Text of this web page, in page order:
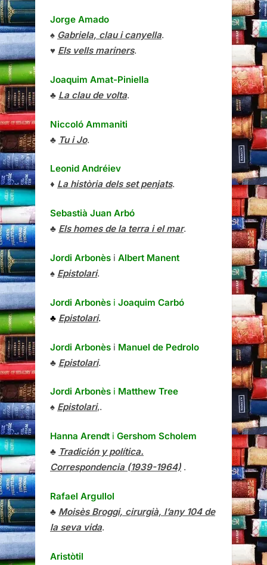
Jorge Amado
♠ Gabriela, clau i canyella.
♥ Els vells mariners.
Joaquim Amat-Piniella
♣ La clau de volta.
Niccoló Ammaniti
♣ Tu i Jo.
Leonid Andréiev
♦ La història dels set penjats.
Sebastià Juan Arbó
♣ Els homes de la terra i el mar.
Jordi Arbonès i Albert Manent
♠ Epistolari.
Jordi Arbonès i Joaquim Carbó
♣ Epistolari.
Jordi Arbonès i Manuel de Pedrolo
♣ Epistolari.
Jordi Arbonès i Matthew Tree
♠ Epistolari,.
Hanna Arendt i Gershom Scholem
♣ Tradición y política.
Correspondencia (1939-1964) .
Rafael Argullol
♣ Moisès Broggi, cirurgià, l’any 104 de
la seva vida.
Aristòtil